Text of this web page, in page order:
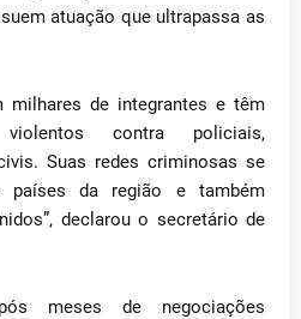
atuação que ultrapassa as
milhares de integrantes e têm
contra policiais,
Suas redes criminosas se
países da região e também
declarou o secretário de
meses de negociações